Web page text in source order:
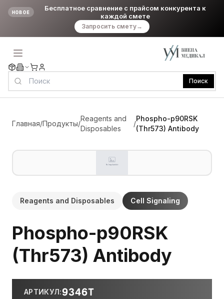
НОВОЕ
Бесплатное сравнение с прайсом конкурента к
каждой смете
Запросить смету→
Поиск
Главная/Продукты/
Reagents and
Disposables
/
Phospho-p90RSK
(Thr573) Antibody
Reagents and Disposables Cell Signaling
Phospho-p90RSK
(Thr573) Antibody
АРТИКУЛ:9346T